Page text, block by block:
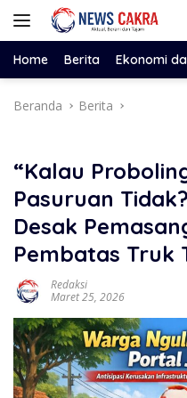
Langsung
Home Berita Ekonomi
Beranda Berita
“Kalau
Pasuruan
Desak
Pembatas Truk
Redaksi
Maret 25, 2026